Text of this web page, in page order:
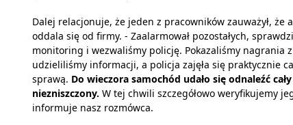
Dalej relacjonuje, że jeden z pracowników zauważył, że
oddala się od firmy. - Zaalarmował pozostałych,
monitoring i wezwaliśmy policję. Pokazaliśmy nagrania z
udzieliliśmy informacji, a policja zajęła się praktycznie
sprawą. Do wieczora samochód udało się odnaleźć
niezniszczony. W tej chwili szczegółowo weryfikujemy
informuje nasz rozmówca.